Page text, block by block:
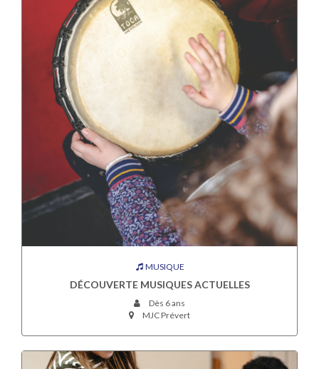
MUSIQUE
DÉCOUVERTE MUSIQUES ACTUELLES
Dès 6 ans
MJC Prévert